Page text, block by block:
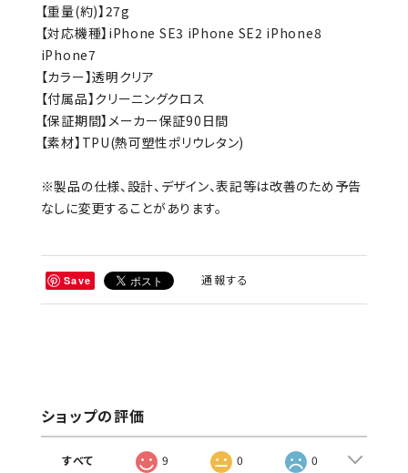
【重量(約)】27g
【対応機種】iPhone SE3 iPhone SE2 iPhone8
iPhone7
【カラー】透明クリア
【付属品】クリーニングクロス
【保証期間】メーカー保証90日間
【素材】TPU(熱可塑性ポリウレタン)
※製品の仕様、設計、デザイン、表記等は改善のため予告
なしに変更することがあります。
Save 通報する
ショップの評価
すべて 9 0 0